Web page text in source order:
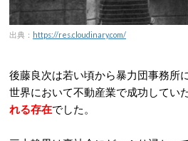
出典： https://res.cloudinary.com/
後藤良次は若い頃から暴力団事務所
世界において不動産業で成功してい
れる存在でした。